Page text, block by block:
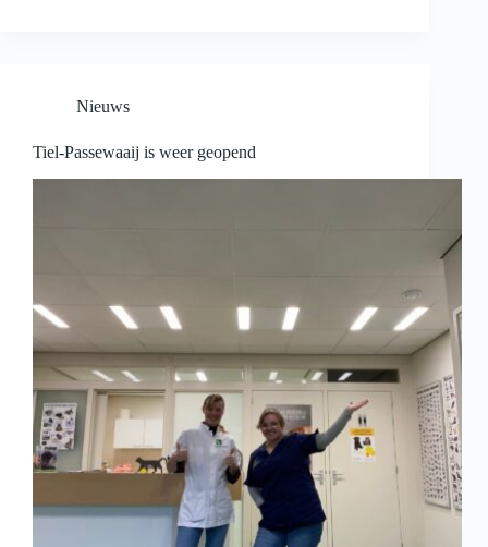
Nieuws
Tiel-Passewaaij is weer geopend